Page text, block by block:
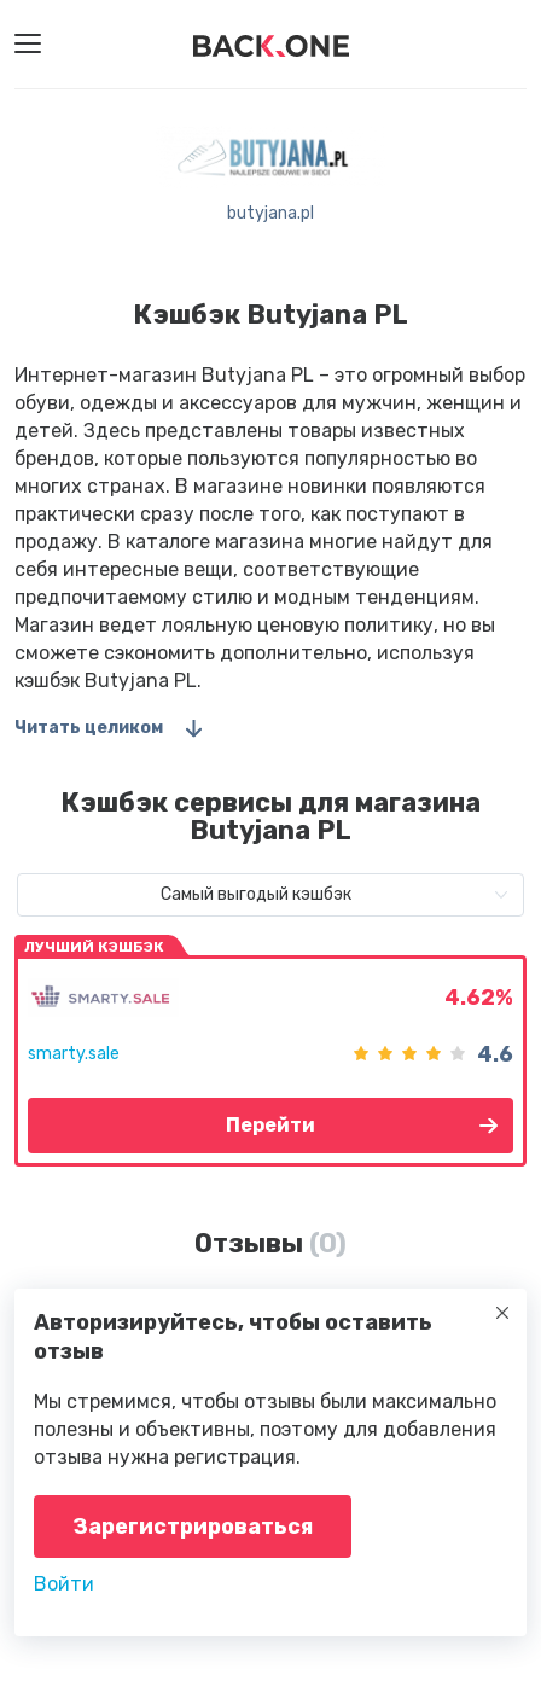
butyjana.pl
Кэшбэк Butyjana PL
Интернет-магазин Butyjana PL – это огромный выбор
обуви, одежды и аксессуаров для мужчин, женщин и
детей. Здесь представлены товары известных
брендов, которые пользуются популярностью во
многих странах. В магазине новинки появляются
практически сразу после того, как поступают в
продажу. В каталоге магазина многие найдут для
себя интересные вещи, соответствующие
предпочитаемому стилю и модным тенденциям.
Магазин ведет лояльную ценовую политику, но вы
сможете сэкономить дополнительно, используя
кэшбэк Butyjana PL.
Читать целиком
Кэшбэк сервисы для магазина
Butyjana PL
Самый выгодый кэшбэк
ЛУЧШИЙ КЭШБЭК
smarty.sale
4.62%
4.6
Перейти
Отзывы (0)
Авторизируйтесь, чтобы оставить
отзыв
Мы стремимся, чтобы отзывы были максимально
полезны и объективны, поэтому для добавления
отзыва нужна регистрация.
Зарегистрироваться
Войти